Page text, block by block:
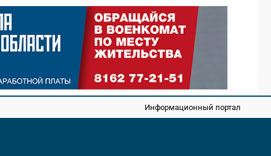
Информационный портал